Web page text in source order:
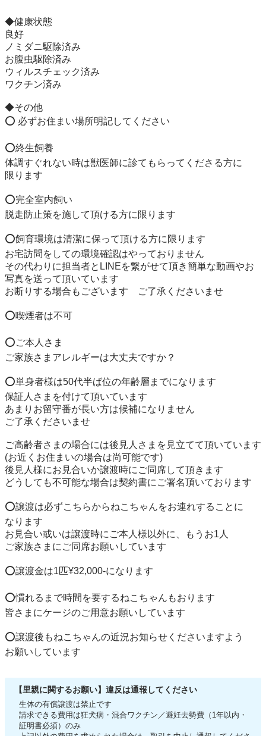
◆健康状態
良好
ノミダニ駆除済み
お腹虫駆除済み
ウィルスチェック済み
ワクチン済み
◆その他
⭕️ 必ずお住まい場所明記してください
⭕️終生飼養
体調すぐれない時は獣医師に診てもらってくださる方に
限ります
⭕️完全室内飼い
脱走防止策を施して頂ける方に限ります
⭕️飼育環境は清潔に保って頂ける方に限ります
お宅訪問をしての環境確認はやっておりません
その代わりに担当者とLINEを繋がせて頂き簡単な動画やお
写真を送って頂いています
お断りする場合もございます　ご了承くださいませ
⭕️喫煙者は不可
⭕️ご本人さま
ご家族さまアレルギーは大丈夫ですか？
⭕️単身者様は50代半ば位の年齢層までになります
保証人さまを付けて頂いています
あまりお留守番が長い方は候補になりません
ご了承くださいませ
ご高齢者さまの場合には後見人さまを見立てて頂いています
(お近くお住まいの場合は尚可能です)
後見人様にお見合いか譲渡時にご同席して頂きます
どうしても不可能な場合は契約書にご署名頂いております
⭕️譲渡は必ずこちらからねこちゃんをお連れすることに
なります
お見合い或いは譲渡時にご本人様以外に、もうお1人
ご家族さまにご同席お願いしています
⭕️譲渡金は1匹¥32,000-になります
⭕️慣れるまで時間を要するねこちゃんもおります
皆さまにケージのご用意お願いしています
⭕️譲渡後もねこちゃんの近況お知らせくださいますよう
お願いしています
【里親に関するお願い】違反は通報してください
生体の有償譲渡は禁止です
請求できる費用は狂犬病・混合ワクチン／避妊去勢費（1年以内・
証明書必須）のみ